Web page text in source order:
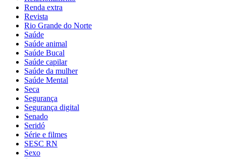
Renda extra
Revista
Rio Grande do Norte
Saúde
Saúde animal
Saúde Bucal
Saúde capilar
Saúde da mulher
Saúde Mental
Seca
Segurança
Segurança digital
Senado
Seridó
Série e filmes
SESC RN
Sexo